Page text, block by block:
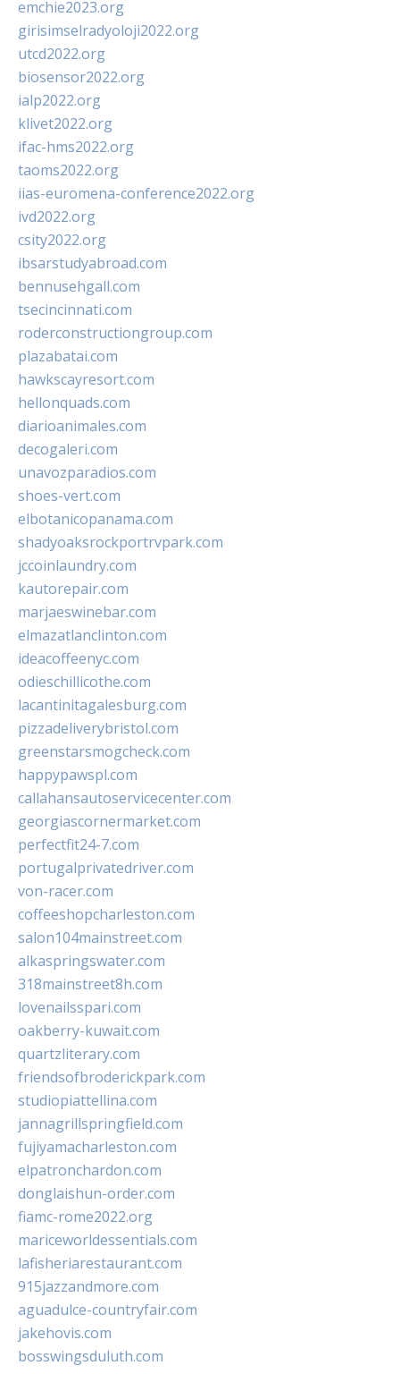
emchie2023.org
girisimselradyoloji2022.org
utcd2022.org
biosensor2022.org
ialp2022.org
klivet2022.org
ifac-hms2022.org
taoms2022.org
iias-euromena-conference2022.org
ivd2022.org
csity2022.org
ibsarstudyabroad.com
bennusehgall.com
tsecincinnati.com
roderconstructiongroup.com
plazabatai.com
hawkscayresort.com
hellonquads.com
diarioanimales.com
decogaleri.com
unavozparadios.com
shoes-vert.com
elbotanicopanama.com
shadyoaksrockportrvpark.com
jccoinlaundry.com
kautorepair.com
marjaeswinebar.com
elmazatlanclinton.com
ideacoffeenyc.com
odieschillicothe.com
lacantinitagalesburg.com
pizzadeliverybristol.com
greenstarsmogcheck.com
happypawspl.com
callahansautoservicecenter.com
georgiascornermarket.com
perfectfit24-7.com
portugalprivatedriver.com
von-racer.com
coffeeshopcharleston.com
salon104mainstreet.com
alkaspringswater.com
318mainstreet8h.com
lovenailsspari.com
oakberry-kuwait.com
quartzliterary.com
friendsofbroderickpark.com
studiopiattellina.com
jannagrillspringfield.com
fujiyamacharleston.com
elpatronchardon.com
donglaishun-order.com
fiamc-rome2022.org
mariceworldessentials.com
lafisheriarestaurant.com
915jazzandmore.com
aguadulce-countryfair.com
jakehovis.com
bosswingsduluth.com